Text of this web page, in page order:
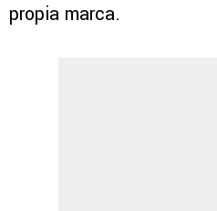
propia marca.